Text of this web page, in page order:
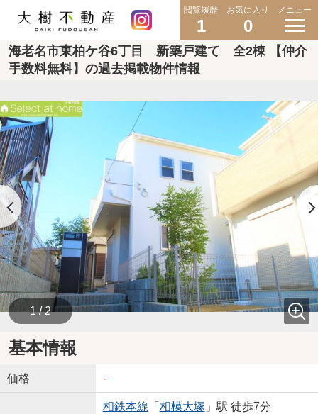
閲覧履歴
1
お気に入り
0
メニュー
海老名市東柏ケ谷6丁目 新築戸建て 全2棟 【仲介
手数料無料】の過去掲載物件情報
1 / 2
基本情報
価格 -
相鉄本線 「 相模大塚 」駅 徒歩7分